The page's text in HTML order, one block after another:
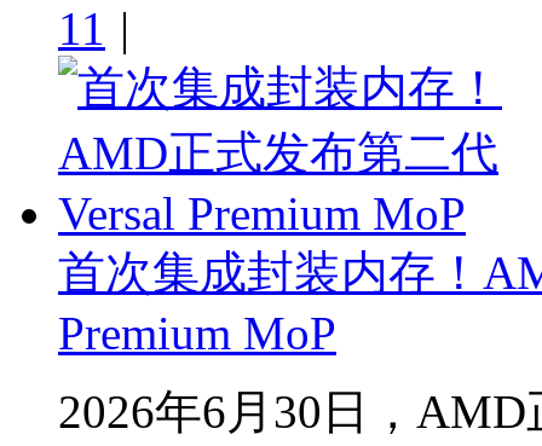
11 |
首次集成封装内存！
Premium MoP
2026年6月30日，